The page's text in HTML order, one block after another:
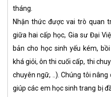
tháng.
Nhận thức được vai trò quan
giữa hai cấp học, Gia sư Đại
bản cho học sinh yếu kém,
khá giỏi, ôn thi cuối cấp, thi
chuyên ngữ, ..). Chúng tôi
giúp các em học sinh trang bị